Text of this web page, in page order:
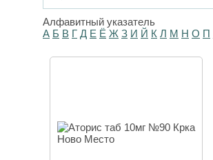
Алфавитный указатель
А Б В Г Д Е Ё Ж З И Й К Л М Н О П